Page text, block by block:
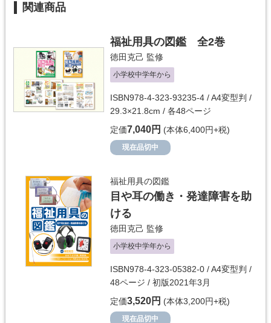
関連商品
福祉用具の図鑑 全2巻
徳田克己 監修
小学校中学年から
ISBN978-4-323-93235-4 / A4変型判 /
29.3×21.8cm / 各48ページ
定価7,040円 (本体6,400円+税)
現在品切中
福祉用具の図鑑
目や耳の働き・発達障害を助
ける
徳田克己 監修
小学校中学年から
ISBN978-4-323-05382-0 / A4変型判 /
48ページ / 初版2021年3月
定価3,520円 (本体3,200円+税)
現在品切中